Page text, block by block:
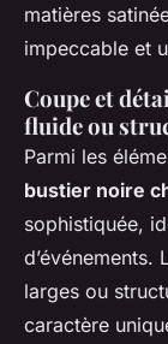
matières
impeccable et
Coupe et
fluide ou
Parmi les
bustier noire
sophistiquée,
d’événements.
larges ou
caractère